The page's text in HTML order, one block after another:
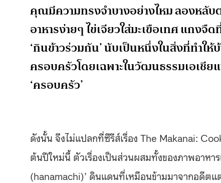
คุณมีความทรงจำบางอย่างไหม ลองหลั
อาหารง่ายๆ ไข่เจียวใส่มะเขือเทศ แกง
‘กินข้าวร่วมกัน’ นับเป็นหนึ่งในสิ่งที่ทำใ
ครอบครัวโดยเฉพาะในวัฒนธรรมเอเชีย
‘ครอบครัว’
ดังนั้น จึงไม่แปลกที่ซีรีส์เรื่อง The Makanai:
ต้นปีใหม่นี้ ตัวเรื่องเป็นส่วนผสมทั้งของภาพอาหา
(hanamachi)’ ดินแดนที่เหมือนข้ามมาจากอดีตแ